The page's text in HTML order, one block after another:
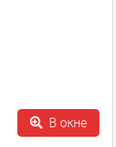
В окне